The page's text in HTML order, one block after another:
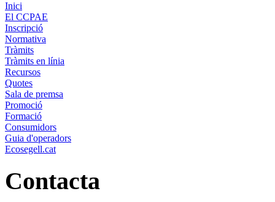
Inici
El CCPAE
Inscripció
Normativa
Tràmits
Tràmits en línia
Recursos
Quotes
Sala de premsa
Promoció
Formació
Consumidors
Guia d'operadors
Ecosegell.cat
Contacta